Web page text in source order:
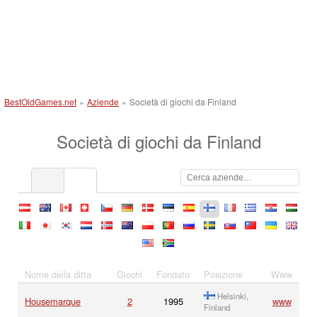
BestOldGames.net » Aziende » Società di giochi da Finland
Società di giochi da Finland
at au ca ch cz de dk ee es fi fr gr hr
hu
it
jp kr nl no nz pl pt ru se sk tw ua
uk
us
za
Nome della ditta Giochi Fondato Posizione
Www
Housemarque
2 1995
Helsinki,
Finland
www